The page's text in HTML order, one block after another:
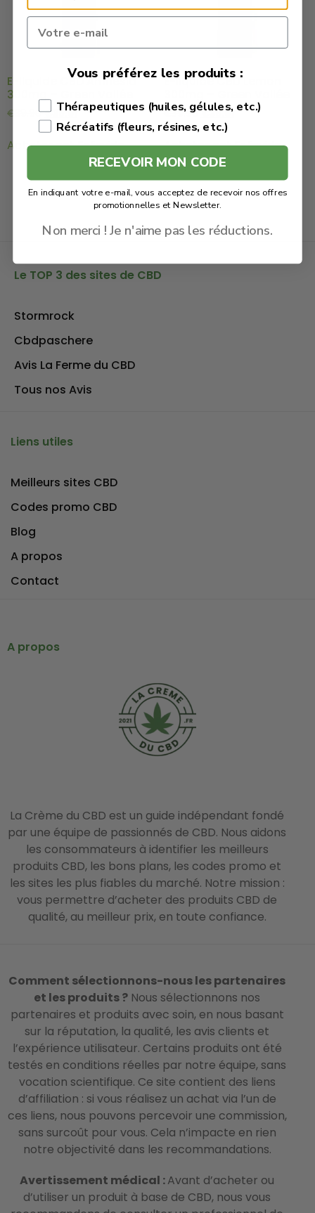
E-liquide CBD Amnesia
300mg – Green Vallée
€ 39.90 € 35.91
Acheter cet E-liquide
E-liquide CBD Lemon
€39.90 €35.91
Acheter cet E-liquide
A propos
La Crème du CBD est un guide indépendant fondé
par une équipe de passionnés de CBD. Nous aidons
les consommateurs à identifier les meilleurs
produits CBD, les bons plans, les codes promo et
les sites les plus fiables du marché. Notre mission :
vous permettre d’acheter des produits CBD de
qualité, au meilleur prix, en toute confiance.
Liens utiles
Meilleurs sites CBD
Codes promo CBD
Blog
A propos
Contact
Le TOP 3 des sites de CBD
Stormrock
Cbdpaschere
Avis La Ferme du CBD
Tous nos Avis
Comment sélectionnons-nous les partenaires
et les produits ? Nous sélectionnons nos
partenaires et produits avec soin, en nous basant
sur la réputation, la qualité, les avis clients et
l’expérience utilisateur. Certains produits ont été
testés en conditions réelles par notre équipe, sans
vocation scientifique. Ce site contient des liens
d’affiliation : si vous réalisez un achat via l’un de
ces liens, nous pouvons percevoir une commission,
sans surcoût pour vous. Cela n’impacte en rien
notre objectivité dans les recommandations.
Avertissement médical :Avant d’acheter ou
d’utiliser un produit à base de CBD, nous vous
Vous préférez les produits :
Thérapeutiques (huiles, gélules, etc.)
Récréatifs (fleurs, résines, etc.)
RECEVOIR MON CODE
En indiquant votre e-mail, vous acceptez de recevoir nos offres
promotionnelles et Newsletter.
Non merci ! Je n'aime pas les réductions.